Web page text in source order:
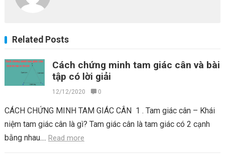
Related Posts
Cách chứng minh tam giác cân và bài
tập có lời giải
12/12/2020 0
CÁCH CHỨNG MINH TAM GIÁC CÂN 1 . Tam giác cân – Khái
niệm tam giác cân là gì? Tam giác cân là tam giác có 2 cạnh
bằng nhau.... Read more